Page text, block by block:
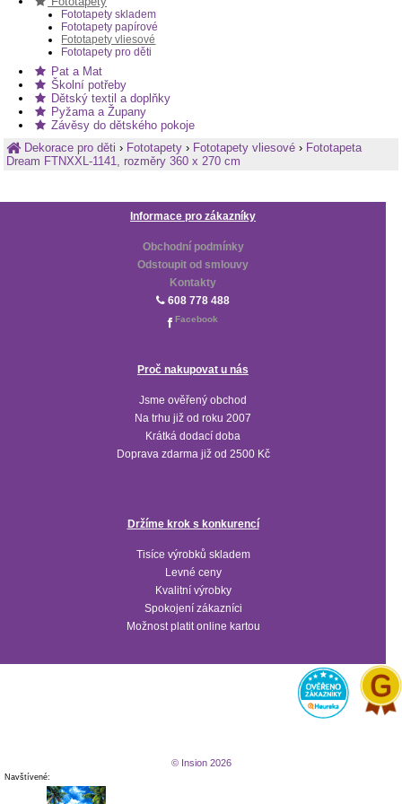
Fototapety skladem
Fototapety papírové
Fototapety vliesové
Fototapety pro děti
Pat a Mat
Školní potřeby
Dětský textil a doplňky
Pyžama a Župany
Závěsy do dětského pokoje
Dekorace pro děti› Fototapety › Fototapety vliesové › Fototapeta
Dream FTNXXL-1141, rozměry 360 x 270 cm
Informace pro zákazníky
Obchodní podmínky
Odstoupit od smlouvy
Kontakty
608 778 488
Facebook
Proč nakupovat u nás
Jsme ověřený obchod
Na trhu již od roku 2007
Krátká dodací doba
Doprava zdarma již od 2500 Kč
Držíme krok s konkurencí
Tisíce výrobků skladem
Levné ceny
Kvalitní výrobky
Spokojení zákazníci
Možnost platit online kartou
© Insion 2026
Navštívené: